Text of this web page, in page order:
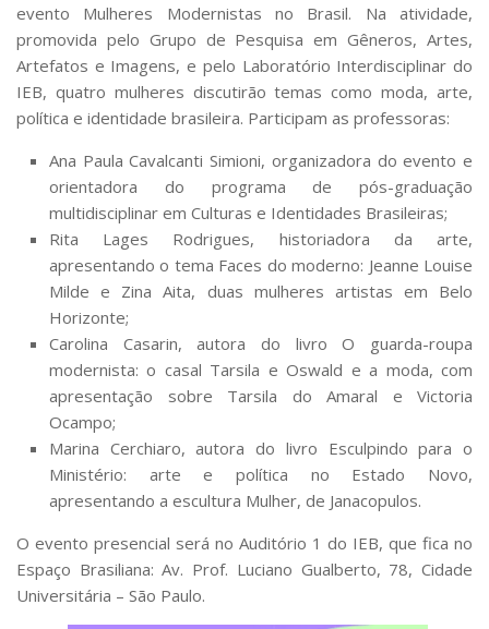
evento Mulheres Modernistas no Brasil. Na atividade,
promovida pelo Grupo de Pesquisa em Gêneros, Artes,
Artefatos e Imagens, e pelo Laboratório Interdisciplinar do
IEB, quatro mulheres discutirão temas como moda, arte,
política e identidade brasileira. Participam as professoras:
Ana Paula Cavalcanti Simioni, organizadora do evento e
orientadora do programa de pós-graduação
multidisciplinar em Culturas e Identidades Brasileiras;
Rita Lages Rodrigues, historiadora da arte,
apresentando o tema Faces do moderno: Jeanne Louise
Milde e Zina Aita, duas mulheres artistas em Belo
Horizonte;
Carolina Casarin, autora do livroO guarda-roupa
modernista: o casal Tarsila e Oswald e a moda, com
apresentação sobre Tarsila do Amaral e Victoria
Ocampo;
Marina Cerchiaro, autora do livro Esculpindo para o
Ministério: arte e política no Estado Novo,
apresentando a escultura Mulher, de Janacopulos.
O evento presencial será no Auditório 1 do IEB, que fica no
Espaço Brasiliana: Av. Prof. Luciano Gualberto, 78, Cidade
Universitária – São Paulo.